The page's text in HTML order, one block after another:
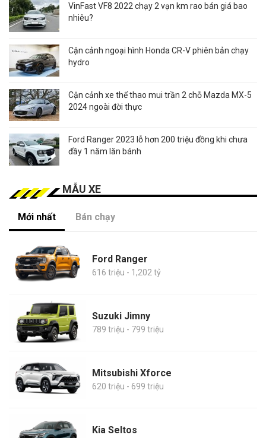
VinFast VF8 2022 chạy 2 vạn km rao bán giá bao
nhiêu?
Cận cảnh ngoại hình Honda CR-V phiên bản chạy
hydro
Cận cảnh xe thể thao mui trần 2 chỗ Mazda MX-5
2024 ngoài đời thực
Ford Ranger 2023 lỗ hơn 200 triệu đồng khi chưa
đầy 1 năm lăn bánh
MẪU XE
Mới nhất Bán chạy
Ford Ranger
616 triệu - 1,202 tỷ
Suzuki Jimny
789 triệu - 799 triệu
Mitsubishi Xforce
620 triệu - 699 triệu
Kia Seltos